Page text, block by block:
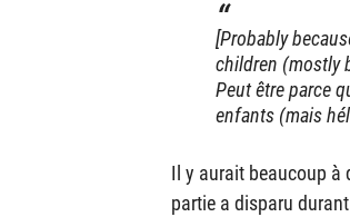
[Probably
children (mostly
Peut être parce
enfants (mais
Il y aurait beaucoup à
partie a disparu